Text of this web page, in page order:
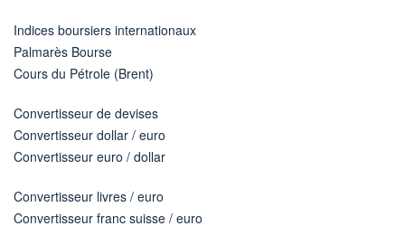
Indices boursiers internationaux
Palmarès Bourse
Cours du Pétrole (Brent)
Convertisseur de devises
Convertisseur dollar / euro
Convertisseur euro / dollar
Convertisseur livres / euro
Convertisseur franc suisse / euro